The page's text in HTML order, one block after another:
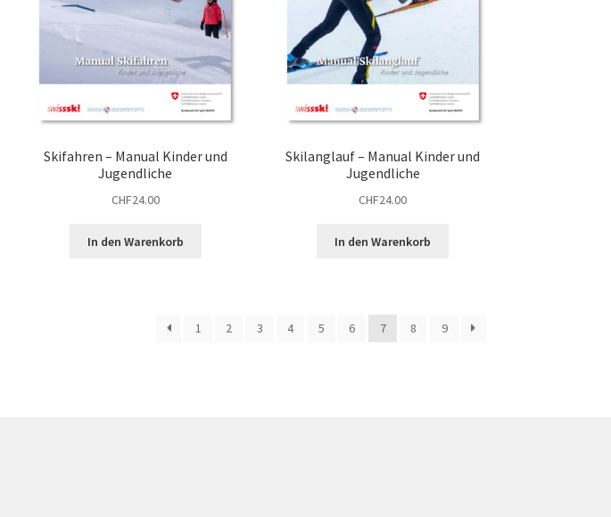
Skifahren – Manual Kinder und
Jugendliche
CHF24.00
In den Warenkorb
Skilanglauf – Manual Kinder und
Jugendliche
CHF24.00
In den Warenkorb
1 2 3 4 5 6 7 8 9